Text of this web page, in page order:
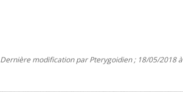
Dernière modification par Pterygoidien ; 18/05/2018 à